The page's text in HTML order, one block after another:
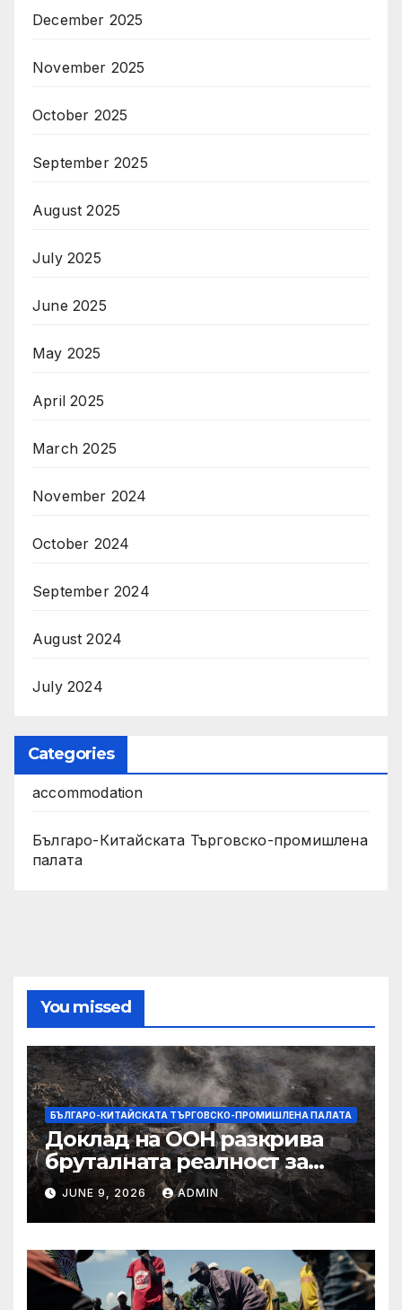
December 2025
November 2025
October 2025
September 2025
August 2025
July 2025
June 2025
May 2025
April 2025
March 2025
November 2024
October 2024
September 2024
August 2024
July 2024
Categories
accommodation
Българо-Китайската Търговско-промишлена
палата
You missed
БЪЛГАРО-КИТАЙСКАТА ТЪРГОВСКО-ПРОМИШЛЕНА ПАЛАТА
Доклад на ООН разкрива
бруталната реалност за
палестинците в Газа,
Западния бряг
JUNE 9, 2026 ADMIN